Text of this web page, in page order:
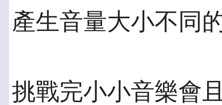
產生音量大小不同
挑戰完小小音樂會